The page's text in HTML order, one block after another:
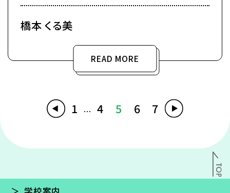
橋本 くる美
READ MORE
1 ... 4 5 6 7